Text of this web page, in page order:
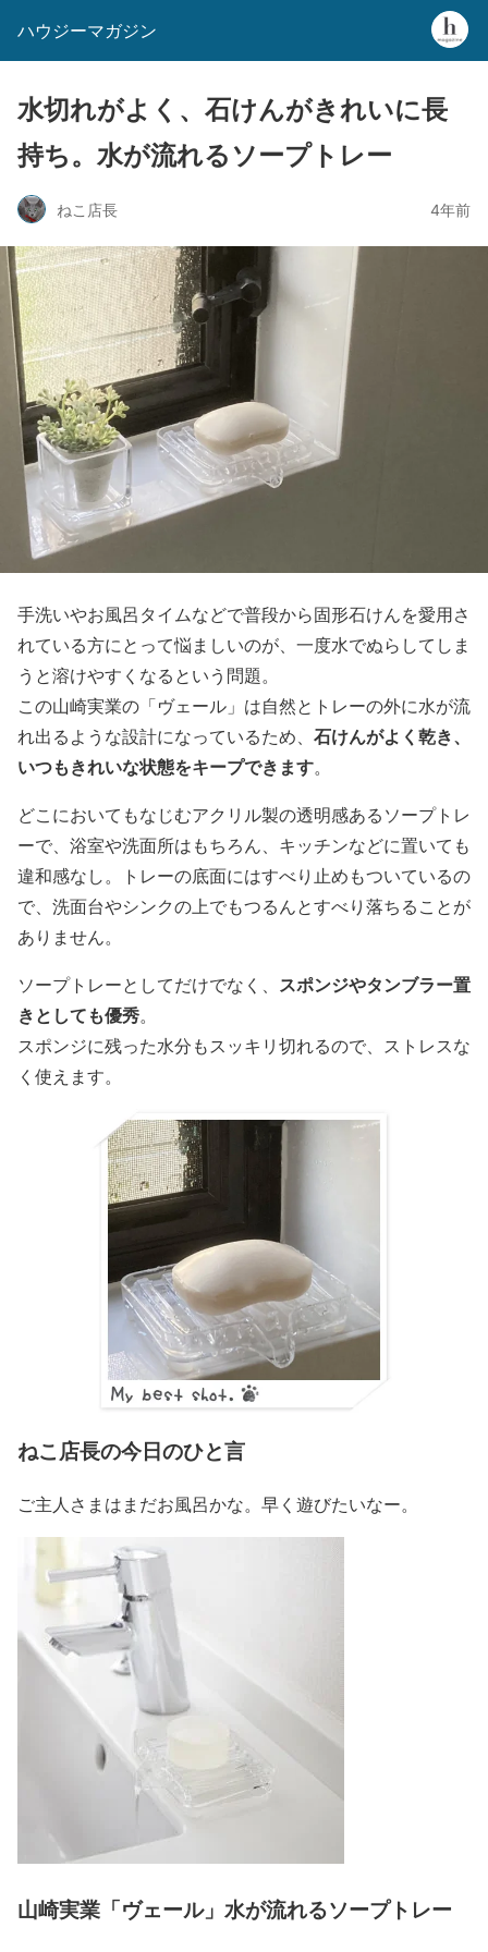
ハウジーマガジン
水切れがよく、石けんがきれいに長
持ち。水が流れるソープトレー
ねこ店長 4年前
手洗いやお風呂タイムなどで普段から固形石けんを愛用さ
れている方にとって悩ましいのが、一度水でぬらしてしま
うと溶けやすくなるという問題。
この山崎実業の「ヴェール」は自然とトレーの外に水が流
れ出るような設計になっているため、 石けんがよく乾き、
いつもきれいな状態をキープできます。
どこにおいてもなじむアクリル製の透明感あるソープトレ
ーで、浴室や洗面所はもちろん、キッチンなどに置いても
違和感なし。トレーの底面にはすべり止めもついているの
で、洗面台やシンクの上でもつるんとすべり落ちることが
ありません。
ソープトレーとしてだけでなく、 スポンジやタンブラー置
きとしても優秀。
スポンジに残った水分もスッキリ切れるので、ストレスな
く使えます。
ねこ店長の今日のひと言
ご主人さまはまだお風呂かな。早く遊びたいなー。
山崎実業「ヴェール」水が流れるソープトレー